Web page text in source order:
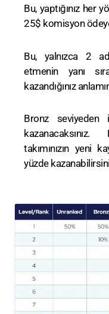
Bu, yaptığınız her
25$ komisyon
Bu, yalnızca 2
etmenin yanı
kazandığınız
Bronz seviyeden
takımınızın yeni
yüzde